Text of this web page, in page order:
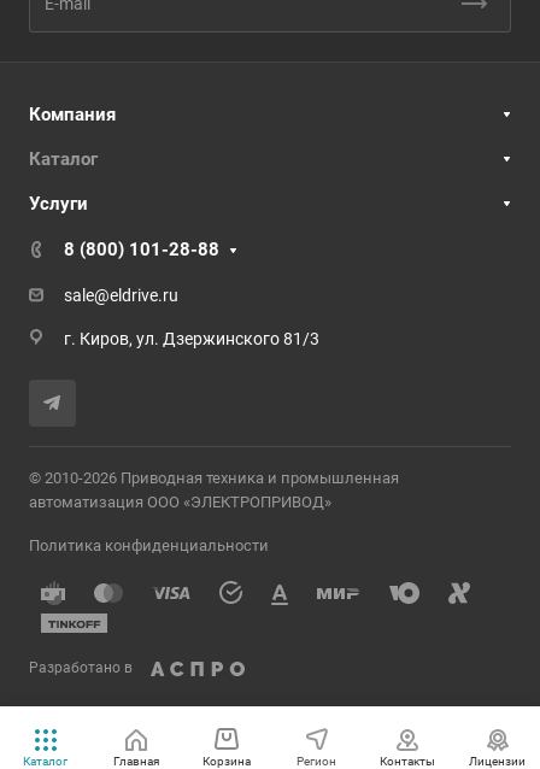
Компания
Каталог
Услуги
8 (800) 101-28-88
sale@eldrive.ru
г. Киров, ул. Дзержинского 81/3
© 2010-2026 Приводная техника и промышленная
автоматизация ООО «ЭЛЕКТРОПРИВОД»
Политика конфиденциальности
Разработано в
Каталог Главная Корзина Регион Контакты Лицензии